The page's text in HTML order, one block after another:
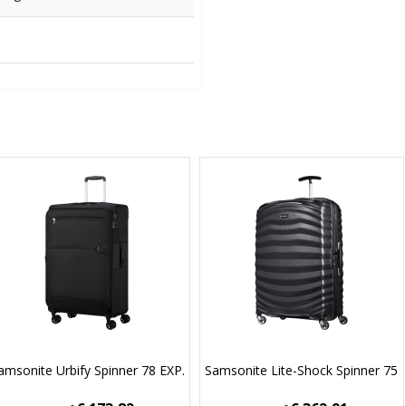
Urbify Spinner 78 EXP. Samsonite Lite-Shock Spinner 75